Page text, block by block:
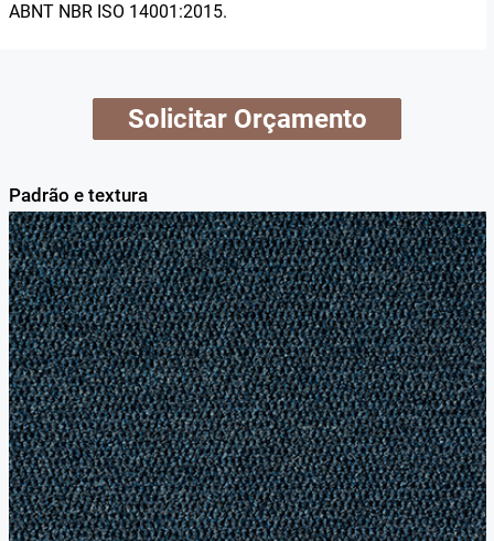
ABNT NBR ISO 14001:2015.
Solicitar Orçamento
Padrão e textura